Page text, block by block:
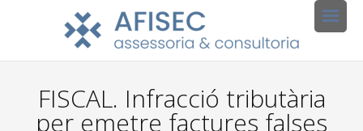
FISCAL. Infracció tributària
per emetre factures falses